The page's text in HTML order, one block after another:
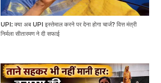
UPI: क्या अब UPI इस्तेमाल करने पर देना होगा चार्ज? वित्त मंत्री
निर्मला सीतारमण ने दी सफाई